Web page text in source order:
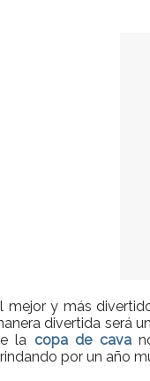
mejor y más
divertida será
la copa de cava
por un año